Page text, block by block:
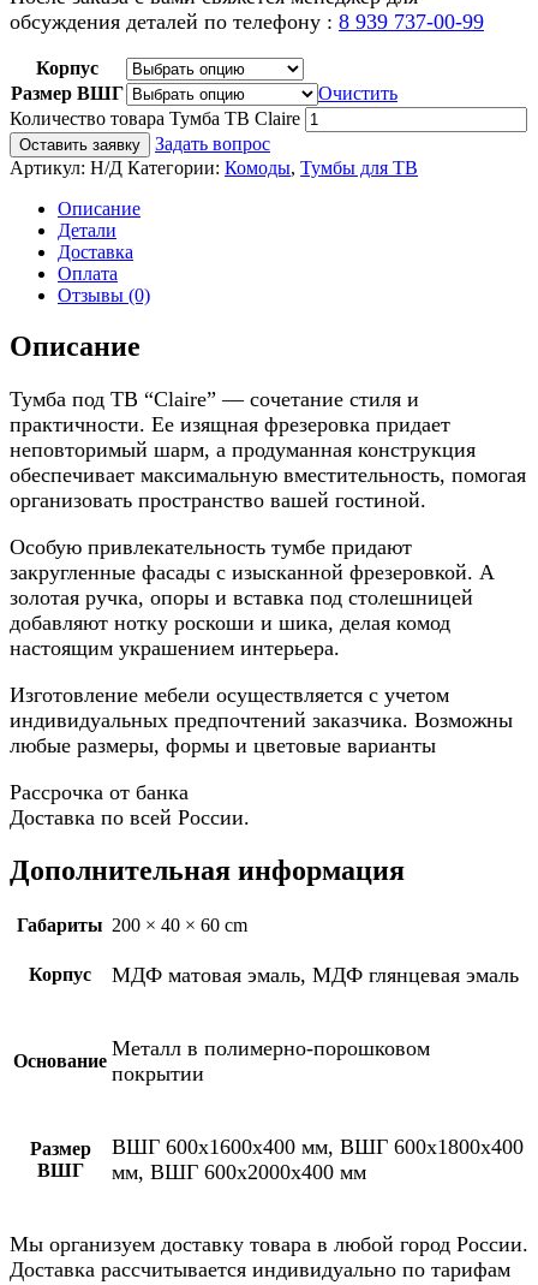
обсуждения деталей по телефону : 8 939 737-00-99
Корпус
Размер ВШГ
Очистить
Количество товара Тумба ТВ Claire
Оставить заявку
Задать вопрос
Артикул: Н/Д Категории: Комоды, Тумбы для ТВ
Описание
Детали
Доставка
Оплата
Отзывы (0)
Описание
Тумба под ТВ “Claire” — сочетание стиля и
практичности. Ее изящная фрезеровка придает
неповторимый шарм, а продуманная конструкция
обеспечивает максимальную вместительность, помогая
организовать пространство вашей гостиной.
Особую привлекательность тумбе придают
закругленные фасады с изысканной фрезеровкой. А
золотая ручка, опоры и вставка под столешницей
добавляют нотку роскоши и шика, делая комод
настоящим украшением интерьера.
Изготовление мебели осуществляется с учетом
индивидуальных предпочтений заказчика. Возможны
любые размеры, формы и цветовые варианты
Рассрочка от банка
Доставка по всей России.
Дополнительная информация
Габариты 200 × 40 × 60 cm
Корпус МДФ матовая эмаль, МДФ глянцевая эмаль
Основание
Металл в полимерно-порошковом
покрытии
Размер
ВШГ
ВШГ 600х1600х400 мм, ВШГ 600х1800х400
мм, ВШГ 600х2000х400 мм
Мы организуем доставку товара в любой город России.
Доставка рассчитывается индивидуально по тарифам